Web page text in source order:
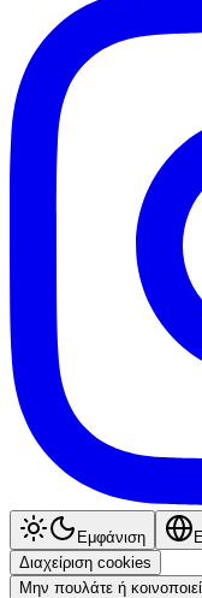
Εμφάνιση
Διαχείριση cookies
Μην πουλάτε ή